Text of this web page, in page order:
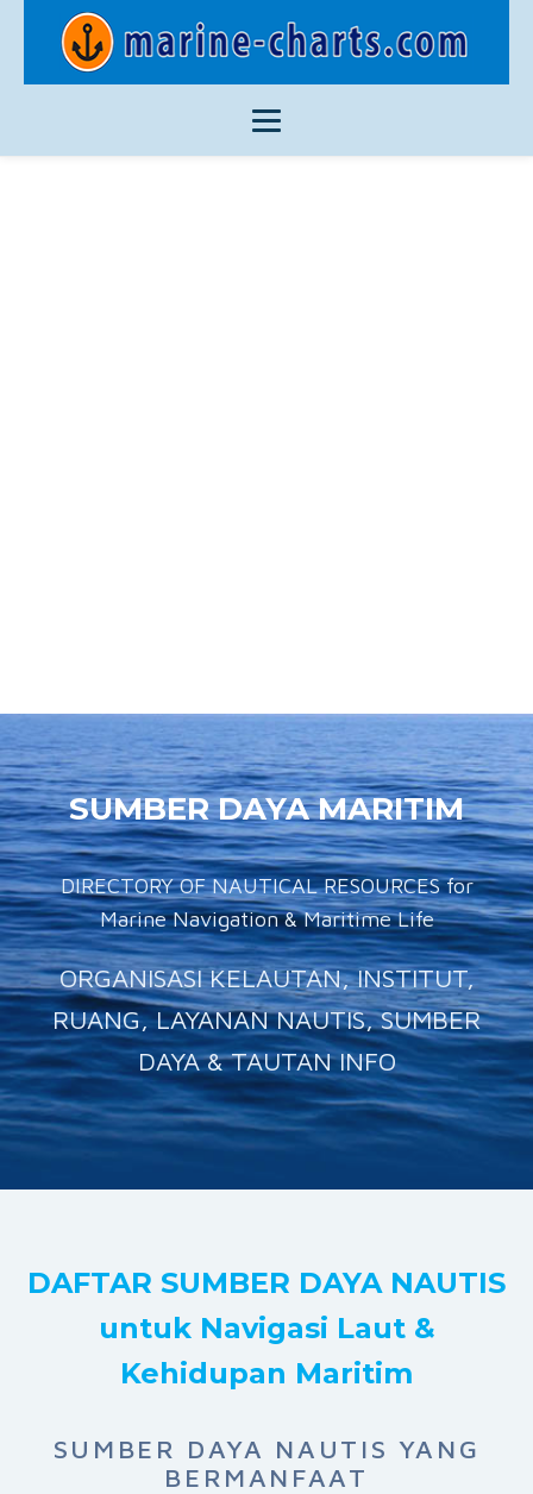
SUMBER DAYA MARITIM
DIRECTORY OF NAUTICAL RESOURCES for
Marine Navigation & Maritime Life
ORGANISASI KELAUTAN, INSTITUT,
RUANG, LAYANAN NAUTIS, SUMBER
DAYA & TAUTAN INFO
DAFTAR SUMBER DAYA NAUTIS
untuk Navigasi Laut &
Kehidupan Maritim
SUMBER DAYA NAUTIS YANG
BERMANFAAT